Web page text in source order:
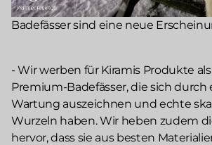
Badefässer sind eine neue
- Wir werben für Kiramis Produkte
Premium-Badefässer, die sich durch
Wartung auszeichnen und echte
Wurzeln haben. Wir heben zudem
hervor, dass sie aus besten